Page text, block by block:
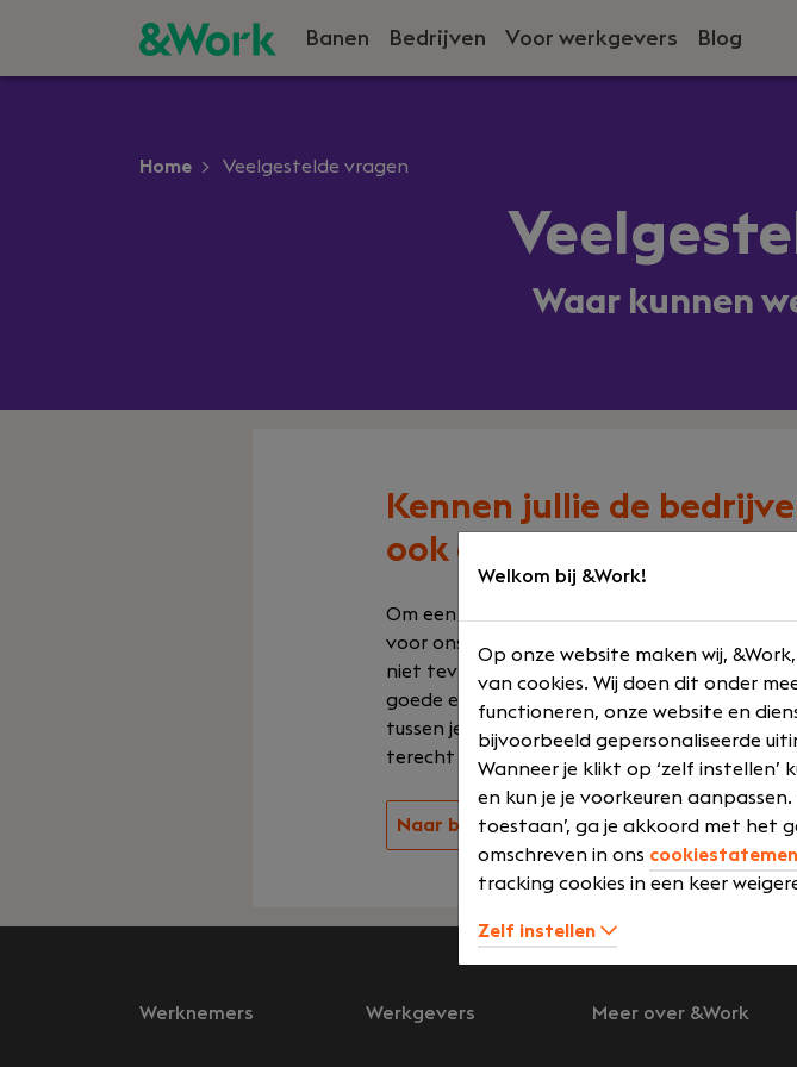
Banen Bedrijven Voor werkgevers Blog
Home Veelgestelde vragen
Waar kunnen
Kennen jullie de
ook echt goed?
Om een goede verbinding te kunnen maken
voor ons vanzelfsprekend dat we de
niet tevreden met ‘quick fixes’ maar gaan
goede en betrouwbare samenwerking tussen
tussen je werkgever en &Work. Op die
terecht komt, maar in een omgeving die
Naar bedrijvenoverzicht Zoek banen
Werknemers Werkgevers Meer over &Work
Welkom bij &Work!
Op onze website maken wij,
van cookies. Wij doen dit onder
functioneren, onze website en
bijvoorbeeld gepersonaliseerde
Wanneer je klikt op ‘zelf instellen’
en kun je je voorkeuren
toestaan’, ga je akkoord met het
omschreven in ons
tracking cookies in een keer
Zelf instellen